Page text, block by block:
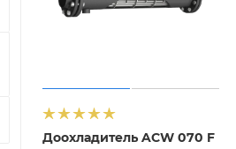
Доохладитель ACW 070 F